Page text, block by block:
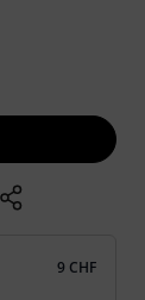
9 CHF